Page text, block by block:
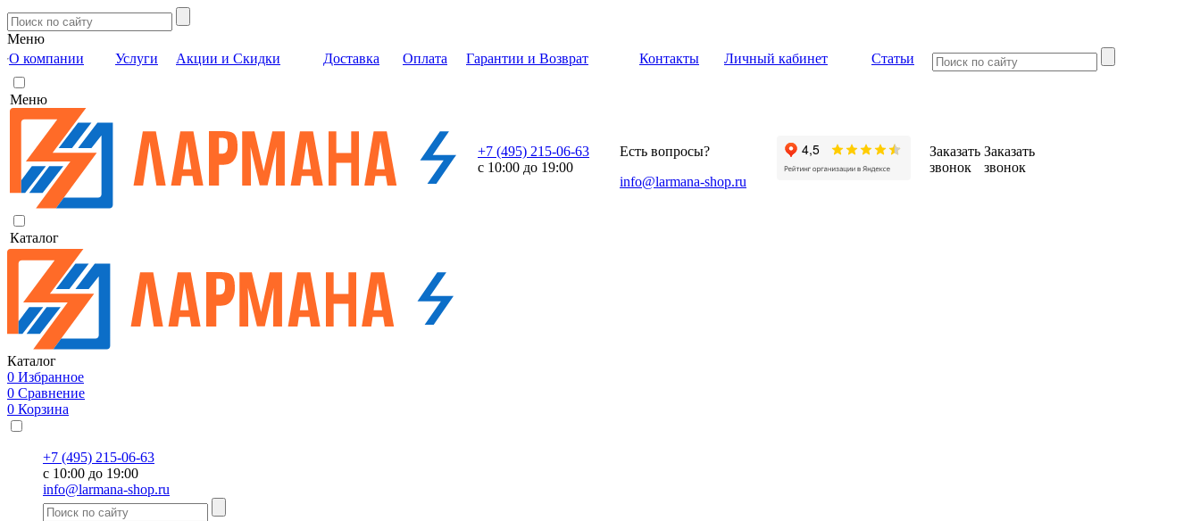
Меню
О компании
Услуги Акции и Скидки Доставка Оплата Гарантии и Возврат Контакты Личный кабинет Статьи
Меню
Каталог
+7 (495) 215-06-63
с 10:00 до 19:00
Есть вопросы?
info@larmana-shop.ru
Заказать
звонок
Заказать
звонок
Каталог
0 Избранное
0 Сравнение
0 Корзина
+7 (495) 215-06-63
с 10:00 до 19:00
info@larmana-shop.ru